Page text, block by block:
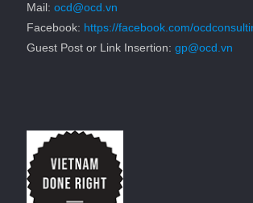
Mail: ocd@ocd.vn
Facebook: https://facebook.com/
Guest Post or Link Insertion: gp@ocd.vn